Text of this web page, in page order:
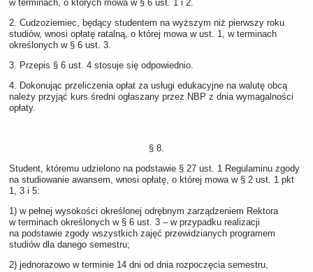
w terminach, o których mowa w § 6 ust. 1 i 2.
2. Cudzoziemiec, będący studentem na wyższym niż pierwszy roku
studiów, wnosi opłatę ratalną, o której mowa w ust. 1, w terminach
określonych w § 6 ust. 3.
3. Przepis § 6 ust. 4 stosuje się odpowiednio.
4. Dokonując przeliczenia opłat za usługi edukacyjne na walutę obcą
należy przyjąć kurs średni ogłaszany przez NBP z dnia wymagalności
opłaty.
§ 8.
Student, któremu udzielono na podstawie § 27 ust. 1 Regulaminu zgody
na studiowanie awansem, wnosi opłatę, o której mowa w § 2 ust. 1 pkt
1, 3 i 5:
1) w pełnej wysokości określonej odrębnym zarządzeniem Rektora
w terminach określonych w § 6 ust. 3 – w przypadku realizacji
na podstawie zgody wszystkich zajęć przewidzianych programem
studiów dla danego semestru;
2) jednorazowo w terminie 14 dni od dnia rozpoczęcia semestru,